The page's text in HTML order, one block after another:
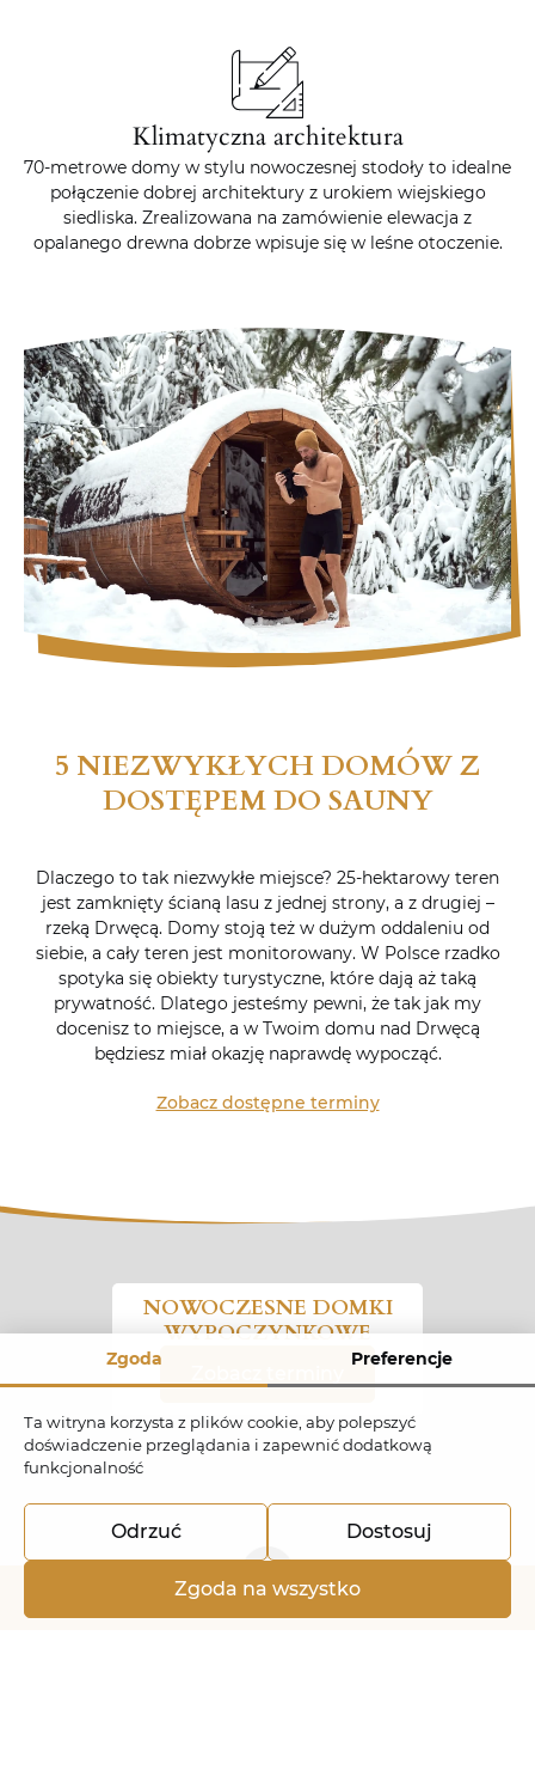
Klimatyczna architektura
70-metrowe domy w stylu nowoczesnej stodoły to idealne
połączenie dobrej architektury z urokiem wiejskiego
siedliska. Zrealizowana na zamówienie elewacja z
opalanego drewna dobrze wpisuje się w leśne otoczenie.
5 NIEZWYKŁYCH DOMÓW Z
DOSTĘPEM DO SAUNY
Dlaczego to tak niezwykłe miejsce? 25-hektarowy teren
jest zamknięty ścianą lasu z jednej strony, a z drugiej –
rzeką Drwęcą. Domy stoją też w dużym oddaleniu od
siebie, a cały teren jest monitorowany. W Polsce rzadko
spotyka się obiekty turystyczne, które dają aż taką
prywatność. Dlatego jesteśmy pewni, że tak jak my
docenisz to miejsce, a w Twoim domu nad Drwęcą
będziesz miał okazję naprawdę wypocząć.
Zobacz dostępne terminy
NOWOCZESNE DOMKI
WYPOCZYNKOWE
+48 536 553 219 rezerwacja@rodzonedolina.pl
Zgoda Preferencje
Ta witryna korzysta z plików cookie, aby polepszyć
doświadczenie przeglądania i zapewnić dodatkową
funkcjonalność
Odrzuć Dostosuj
Zgoda na wszystko